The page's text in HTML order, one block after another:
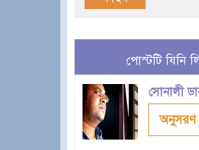
পোস্টটি যিনি
সোনালী